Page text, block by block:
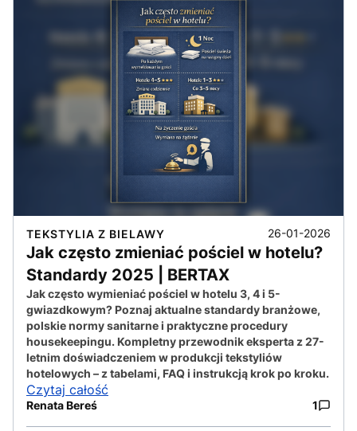
TEKSTYLIA Z BIELAWY 26-01-2026
Jak często zmieniać pościel w hotelu?
Standardy 2025 | BERTAX
Jak często wymieniać pościel w hotelu 3, 4 i 5-
gwiazdkowym? Poznaj aktualne standardy branżowe,
polskie normy sanitarne i praktyczne procedury
housekeepingu. Kompletny przewodnik eksperta z 27-
letnim doświadczeniem w produkcji tekstyliów
hotelowych – z tabelami, FAQ i instrukcją krok po kroku.
Czytaj całość
Renata Bereś 1